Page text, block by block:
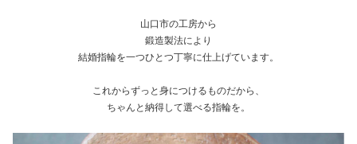
山口市の工房から
鍛造製法により
結婚指輪を一つひとつ丁寧に仕上げています。
これからずっと身につけるものだから、
ちゃんと納得して選べる指輪を。